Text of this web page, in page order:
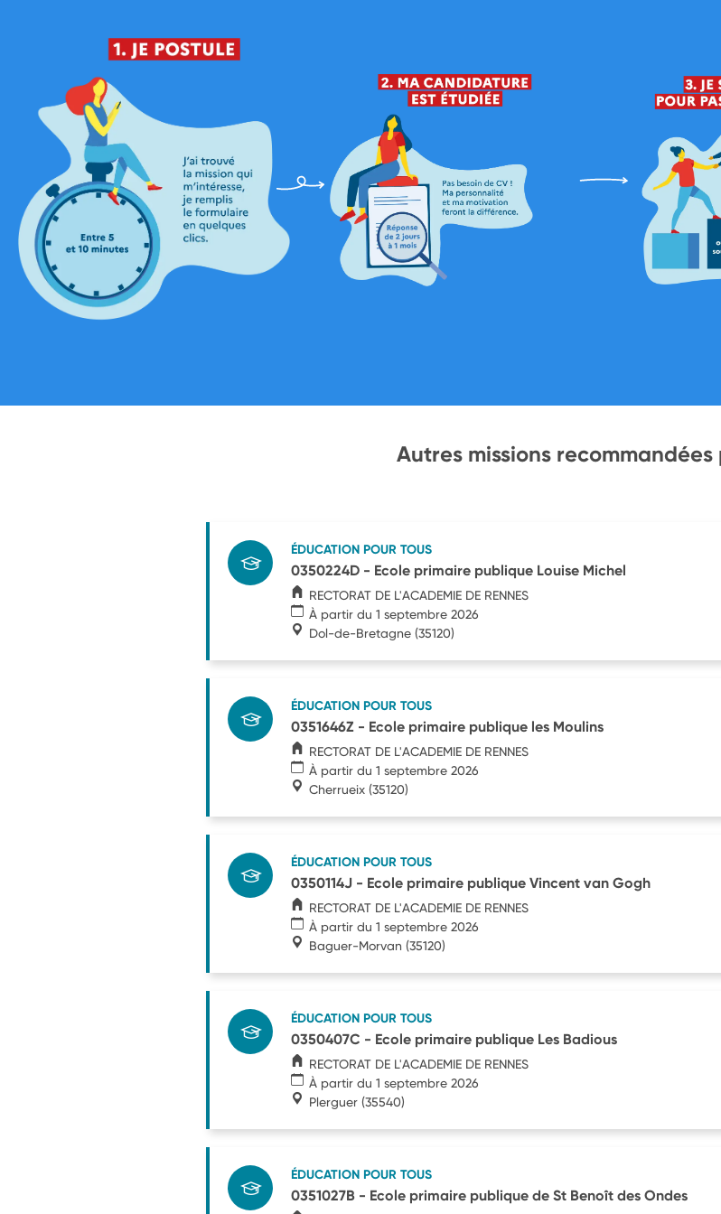
Autres missions recommandées
ÉDUCATION POUR TOUS
0350224D - Ecole primaire publique Louise Michel
RECTORAT DE L'ACADEMIE DE RENNES
À partir du 1 septembre 2026
Dol-de-Bretagne (35120)
ÉDUCATION POUR TOUS
0351646Z - Ecole primaire publique les Moulins
RECTORAT DE L'ACADEMIE DE RENNES
À partir du 1 septembre 2026
Cherrueix (35120)
ÉDUCATION POUR TOUS
0350114J - Ecole primaire publique Vincent van Gogh
RECTORAT DE L'ACADEMIE DE RENNES
À partir du 1 septembre 2026
Baguer-Morvan (35120)
ÉDUCATION POUR TOUS
0350407C - Ecole primaire publique Les Badious
RECTORAT DE L'ACADEMIE DE RENNES
À partir du 1 septembre 2026
Plerguer (35540)
ÉDUCATION POUR TOUS
0351027B - Ecole primaire publique de St Benoît des Ondes